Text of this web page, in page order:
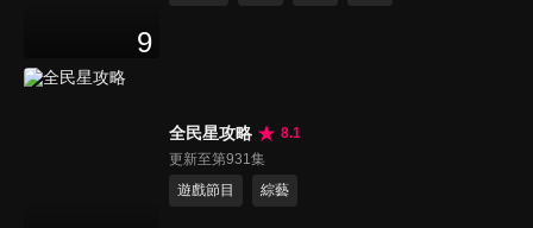
9
全民星攻略
8.1
更新至第931集
遊戲節目
綜藝